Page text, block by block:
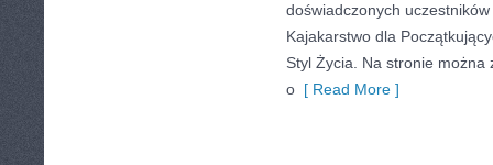
doświadczonych uczestników
Kajakarstwo dla
Styl Życia. Na stronie
o [ Read More ]